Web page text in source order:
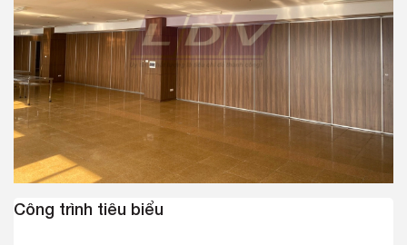
Công trình tiêu biểu